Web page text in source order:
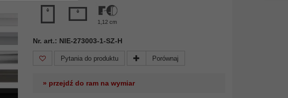
1,12 cm
Nr. art.: NIE-273003-1-SZ-H
Pytania do produktu Porównaj
» przejdź do ram na wymiar